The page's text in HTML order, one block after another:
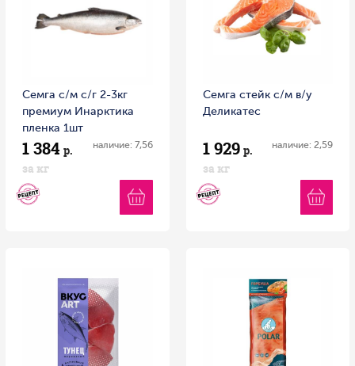
Семга с/м с/г 2-3кг
премиум Инарктика
пленка 1шт
1 384 р.
за кг
наличие: 7,56
Семга стейк с/м в/у
Деликатес
1 929 р.
за кг
наличие: 2,59